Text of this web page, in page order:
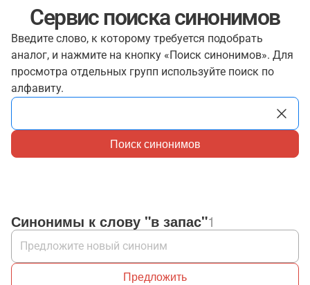
Сервис поиска синонимов
Введите слово, к которому требуется подобрать
аналог, и нажмите на кнопку «Поиск синонимов». Для
просмотра отдельных групп используйте поиск по
алфавиту.
Поиск синонимов
Синонимы к слову "в запас"1
Предложить